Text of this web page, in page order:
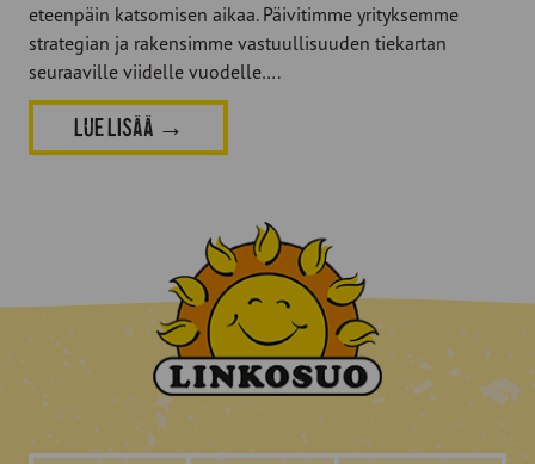
eteenpäin katsomisen aikaa. Päivitimme yrityksemme
strategian ja rakensimme vastuullisuuden tiekartan
seuraaville viidelle vuodelle….
LUE LISÄÄ →